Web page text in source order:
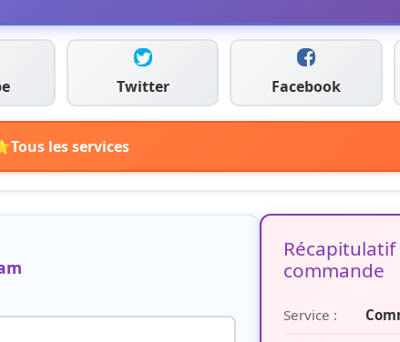
Twitter Facebook
Tous les services
commande
Service :